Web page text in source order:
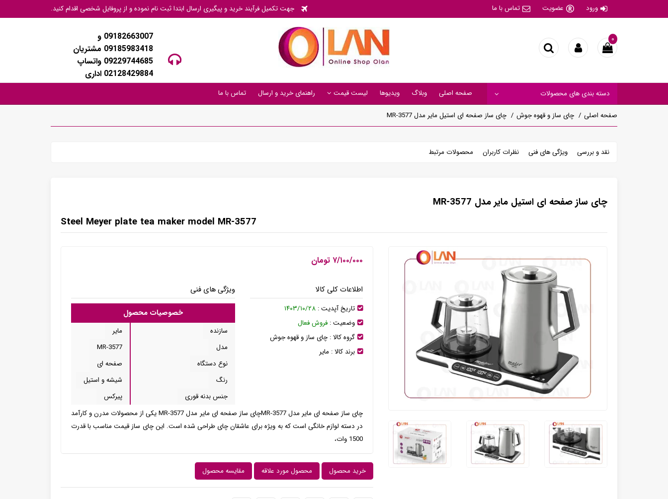
ورود عضویت تماس با ما جهت تکمیل فرآیند خرید و پیگیری ارسال ابتدا ثبت نام نموده و از پروفایل شخصی اقدام کنید.
09182663007 و
09185983418 مشتریان
09229744685 واتساپ
02128429884 اداری
۰
صفحه اصلی وبلاگ ویدیوها لیست قیمت راهنمای خرید و ارسال تماس با ما دسته بندی های محصولات
صفحه اصلی چای ساز و قهوه جوش چای ساز صفحه ای استیل مایر مدل MR-3577
نقد و بررسی ویژگی های فنی نظرات کاربران محصولات مرتبط
چای ساز صفحه ای استیل مایر مدل MR-3577
Steel Meyer plate tea maker model MR-3577
۷/۱۰۰/۰۰۰ تومان
اطلاعات کلی کالا
تاریخ آپدیت : ۱۴۰۳/۱۰/۲۸
وضعیت : فروش فعال
گروه کالا : چای ساز و قهوه جوش
برند کالا : مایر
ویژگی های فنی
خصوصیات محصول
سازنده
مایر
مدل
MR-3577
نوع دستگاه
صفحه ای
رنگ
شیشه و استیل
جنس بدنه قوری
پیرکس
چای ساز صفحه ای مایر مدل MR-3577چای ساز صفحه ای مایر مدل MR-3577 یکی از محصولات مدرن و کارآمد
در دسته لوازم خانگی است که به ویژه برای عاشقان چای طراحی شده است. این چای ساز قیمت مناسب با قدرت
1500 وات،
خرید محصول محصول مورد علاقه مقایسه محصول